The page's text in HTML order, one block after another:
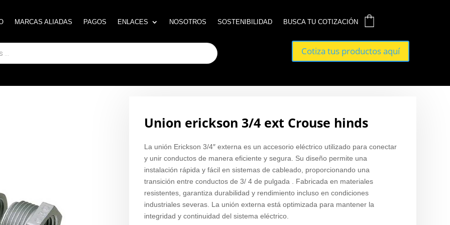
MARCAS ALIADAS PAGOS ENLACES NOSOTROS SOSTENIBILIDAD BUSCA TU COTIZACIÓN
Cotiza tus productos aquí
MARCAS ALIADAS PAGOS ENLACES NOSOTROS SOSTENIBILIDAD BUSCA TU COTIZACIÓN
Cotiza tus productos aquí
Union erickson 3/4 ext Crouse hinds
La unión Erickson 3/4″ externa es un accesorio eléctrico utilizado para conectar
y unir conductos de manera eficiente y segura. Su diseño permite una
instalación rápida y fácil en sistemas de cableado, proporcionando una
transición entre conductos de 3/ 4 de pulgada . Fabricada en materiales
resistentes, garantiza durabilidad y rendimiento incluso en condiciones
industriales severas. La unión externa está optimizada para mantener la
integridad y continuidad del sistema eléctrico.